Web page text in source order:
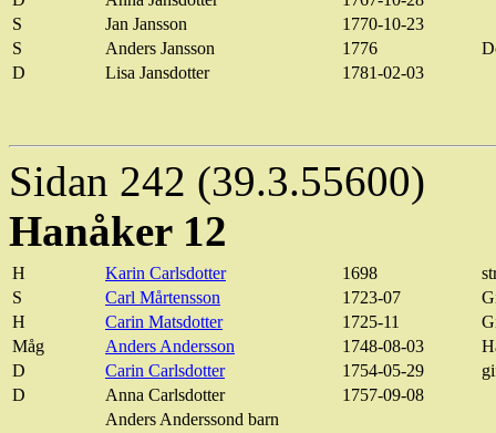
S
Jan Jansson
1770-10-23
S
Anders Jansson 1776
D
Lisa Jansdotter 1781-02-03
Sidan 242 (39.3.55600)
Hanåker 12
H Karin Carlsdotter 1698
S
Carl Mårtensson 1723-07
H
Carin Matsdotter 1725-11
Måg
Anders Andersson 1748-08-03
D
Carin Carlsdotter 1754-05-29
D
Anna Carlsdotter
1757-09-08
Anders Anderssond barn